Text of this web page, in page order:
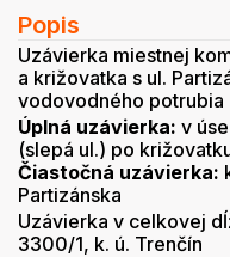
Popis
Uzávierka miestnej
a križovatka s ul.
vodovodného potrubia
Úplná uzávierka: v
(slepá ul.) po
Čiastočná uzávierka:
Partizánska
Uzávierka v celkovej
3300/1, k. ú. Trenčín